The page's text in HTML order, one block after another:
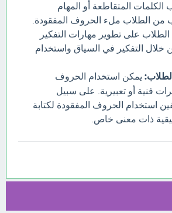
الكلمات المتقاطعة أو المهام
من الطلاب ملء الحروف المفقودة.
على تطوير مهارات التفكير
خلال التفكير في السياق واستخدام
يمكن استخدام الحروف
فنية أو تعبيرية. على سبيل
استخدام الحروف المفقودة لكتابة
ذات معنى خاص.